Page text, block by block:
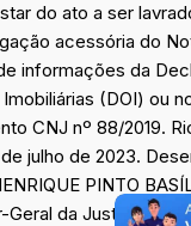
do ato a ser
acessória do
informações da
(DOI) ou
CNJ nº 88/2019.
julho de 2023.
PINTO
da Justiça do